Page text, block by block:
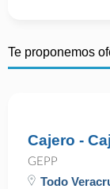
Te proponemos
Cajero -
GEPP
Todo